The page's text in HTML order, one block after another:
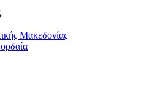
Μακεδονίας